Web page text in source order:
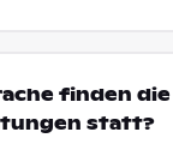
finden die
statt?